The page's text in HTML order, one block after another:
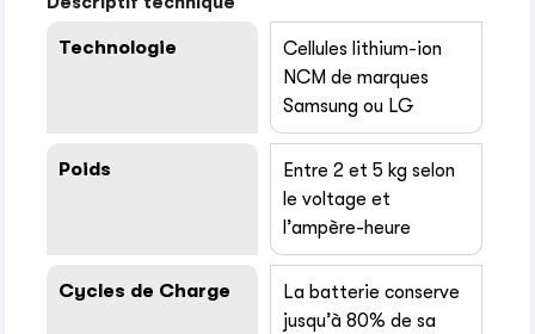
Technologie
Cellules lithium-ion
NCM de marques
Samsung ou LG
Poids
Entre 2 et 5 kg selon
le voltage et
l’ampère-heure
Cycles de Charge
La batterie conserve
jusqu’à 80% de sa